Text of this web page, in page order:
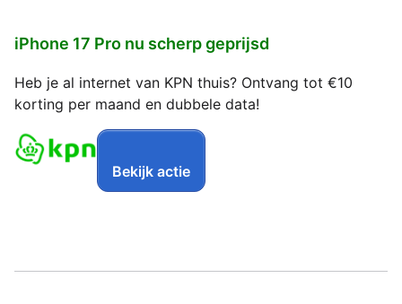
iPhone 17 Pro nu scherp geprijsd
Heb je al internet van KPN thuis? Ontvang tot €10
korting per maand en dubbele data!
Bekijk actie